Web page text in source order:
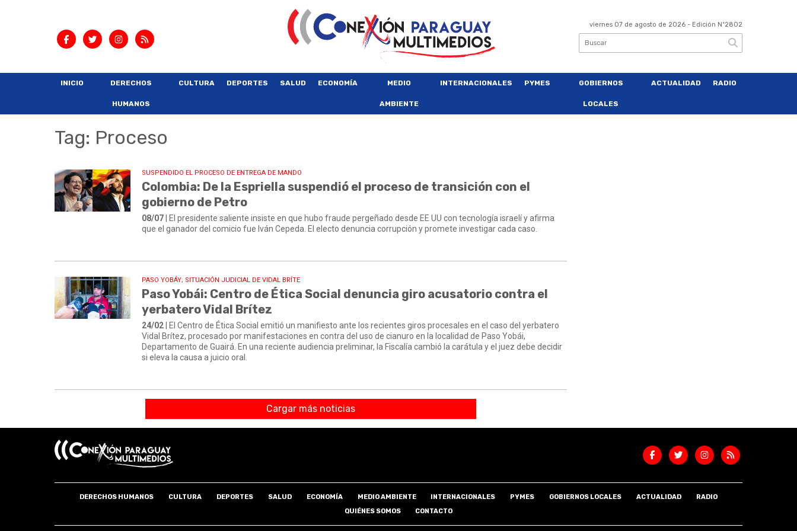
viernes 07 de agosto de 2026 - Edición Nº2802
INICIO DERECHOS
HUMANOS
CULTURA DEPORTES SALUD ECONOMÍA MEDIO
AMBIENTE
INTERNACIONALES PYMES GOBIERNOS
LOCALES
ACTUALIDAD RADIO
Tag: Proceso
SUSPENDIDO EL PROCESO DE ENTREGA DE MANDO
Colombia: De la Espriella suspendió el proceso de transición con el
gobierno de Petro
08/07| El presidente saliente insiste en que hubo fraude pergeñado desde EE UU con tecnología israelí y afirma
que el ganador del comicio fue Iván Cepeda. El electo denuncia corrupción y promete investigar cada caso.
PASO YOBÁY; SITUACIÓN JUDICIAL DE VIDAL BRÍTE
Paso Yobái: Centro de Ética Social denuncia giro acusatorio contra el
yerbatero Vidal Brítez
24/02| El Centro de Ética Social emitió un manifiesto ante los recientes giros procesales en el caso del yerbatero
Vidal Brítez, procesado por manifestaciones en contra del uso de cianuro en la localidad de Paso Yobái,
Departamento de Guairá. En una reciente audiencia preliminar, la Fiscalía cambió la carátula y el juez debe decidir
si eleva la causa a juicio oral.
Cargar más noticias
DERECHOS HUMANOS CULTURA DEPORTES SALUD ECONOMÍA MEDIO AMBIENTE INTERNACIONALES PYMES GOBIERNOS LOCALES ACTUALIDAD
RADIO
QUIÉNES SOMOS
CONTACTO